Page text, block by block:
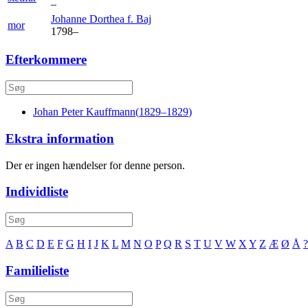
–
mor
Johanne Dorthea f. Baj
1798–
Efterkommere
Johan PeterKauffmann(1829–1829)
Ekstra information
Der er ingen hændelser for denne person.
Individliste
A B C D E F G H I J K L M N O P Q R S T U V W X Y Z Æ Ø Å ?
Familieliste